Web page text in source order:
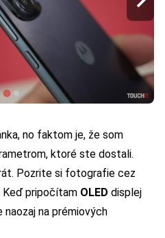
no faktom je, že som
ktoré ste dostali.
Pozrite si fotografie cez
Keď pripočítam OLED displej
naozaj na prémiových